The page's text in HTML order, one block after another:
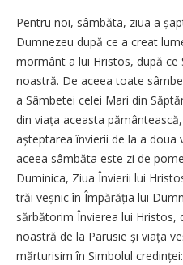
Pentru noi, sâmbăta, ziua a
Dumnezeu după ce a creat
mormânt a lui Hristos, după
noastră. De aceea toate
a Sâmbetei celei Mari din
din viața aceasta
așteptarea învierii de la a doua
aceea sâmbăta este zi de
Duminica, Ziua Învierii lui
trăi veșnic în Împărăția lui
sărbătorim Învierea lui Hristos,
noastră de la Parusie și viața
mărturisim în Simbolul